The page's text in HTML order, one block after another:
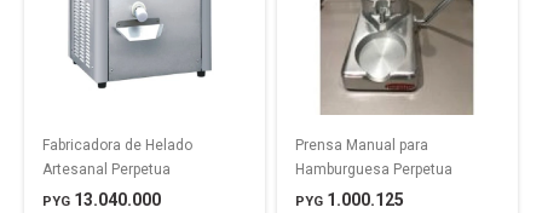
Fabricadora de Helado
Artesanal Perpetua
PYG 13.040.000
Prensa Manual para
Hamburguesa Perpetua
PYG 1.000.125